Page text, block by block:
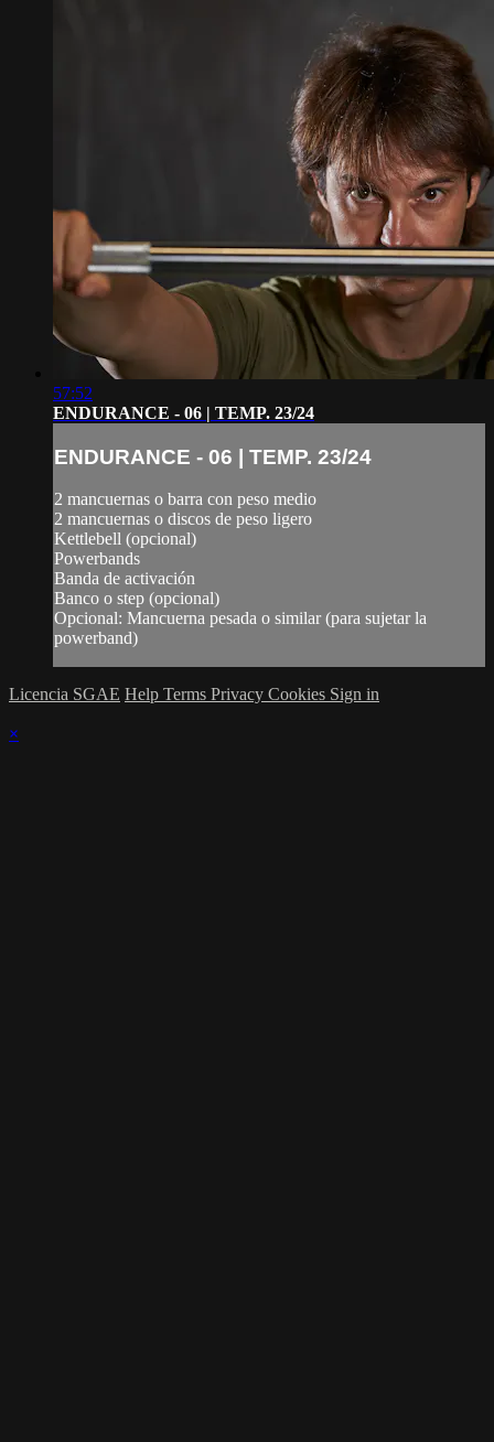
57:52
ENDURANCE - 06 | TEMP. 23/24
ENDURANCE - 06 | TEMP. 23/24
2 mancuernas o barra con peso medio
2 mancuernas o discos de peso ligero
Kettlebell (opcional)
Powerbands
Banda de activación
Banco o step (opcional)
Opcional: Mancuerna pesada o similar (para sujetar la
powerband)
Licencia SGAE Help Terms Privacy Cookies Sign in
×